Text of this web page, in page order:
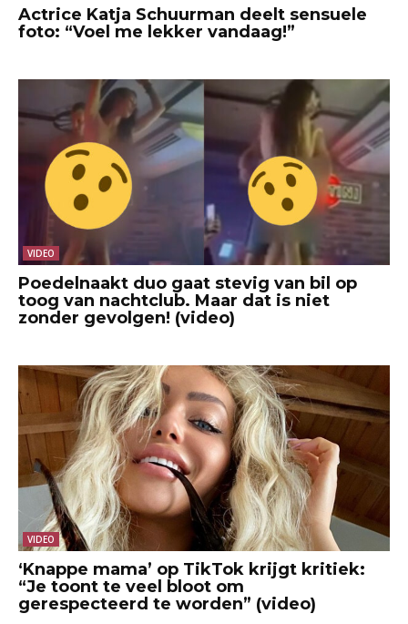
Actrice Katja Schuurman deelt sensuele
foto: “Voel me lekker vandaag!”
VIDEO
Poedelnaakt duo gaat stevig van bil op
toog van nachtclub. Maar dat is niet
zonder gevolgen! (video)
VIDEO
‘Knappe mama’ op TikTok krijgt kritiek:
“Je toont te veel bloot om
gerespecteerd te worden” (video)